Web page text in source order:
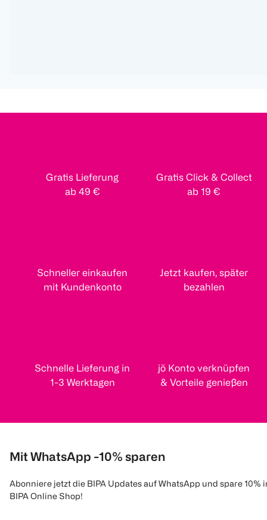
Gratis Lieferung
ab 49 €
Gratis Click & Collect
ab 19 €
Schneller einkaufen
mit Kundenkonto
Jetzt kaufen, später
bezahlen
Schnelle Lieferung in
1-3 Werktagen
jö Konto verknüpfen
& Vorteile genießen
Mit WhatsApp -10% sparen
Abonniere jetzt die BIPA Updates auf WhatsApp und spare 10%
BIPA Online Shop!